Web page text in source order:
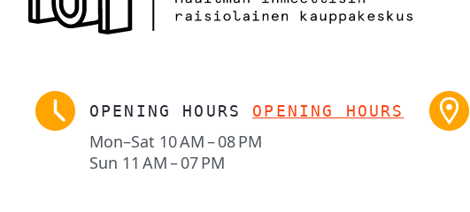
OPENING HOURS OPENING HOURS
Mon–Sat 10 AM – 08 PM
Sun 11 AM – 07 PM